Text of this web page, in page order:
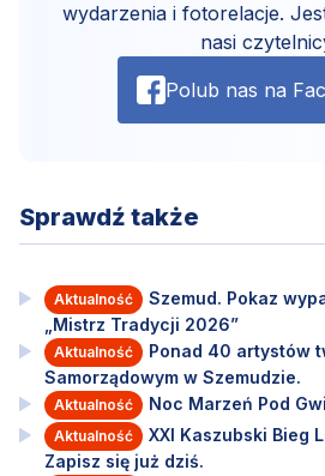
wydarzenia i fotorelacje.
nasi
Polub nas na
Sprawdź także
Aktualność
Szemud. Pokaz
„Mistrz Tradycji 2026”
Aktualność
Ponad 40 artystów
Samorządowym w Szemudzie.
Aktualność Noc Marzeń Pod
Aktualność
XXI Kaszubski Bieg
Zapisz się już dziś.